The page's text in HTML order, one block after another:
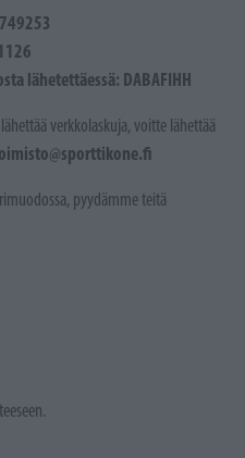
lähetettäessä: DABAFIHH
verkkolaskuja, voitte lähettää
pyydämme teitä